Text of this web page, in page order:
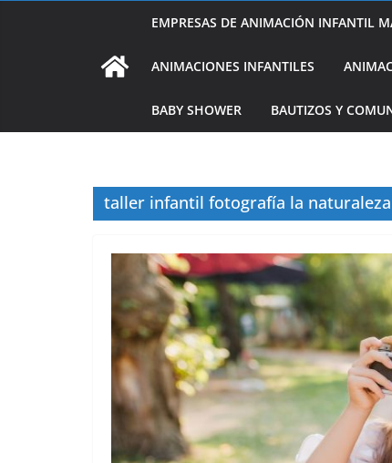
EMPRESAS DE ANIMACIÓN INFANTIL
ANIMACIONES INFANTILES
BABY SHOWER BAUTIZOS Y
taller infantil fotografía la naturaleza